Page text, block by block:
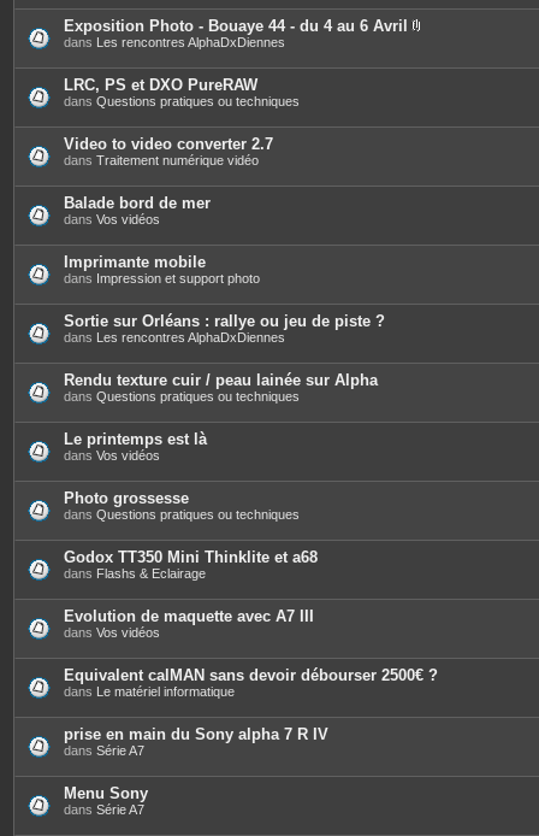
è
c
e
s
j
o
i
n
t
e
s
Exposition Photo - Bouaye 44 - du 4 au 6 Avril
è
j
t
dans Les rencontres AlphaDxDiennes
LRC, PS et DXO PureRAW
dans Questions pratiques ou techniques
Video to video converter 2.7
dans Traitement numérique vidéo
Balade bord de mer
dans Vos vidéos
Imprimante mobile
dans Impression et support photo
Sortie sur Orléans : rallye ou jeu de piste ?
dans Les rencontres AlphaDxDiennes
Rendu texture cuir / peau lainée sur Alpha
dans Questions pratiques ou techniques
Le printemps est là
dans Vos vidéos
Photo grossesse
dans Questions pratiques ou techniques
Godox TT350 Mini Thinklite et a68
dans Flashs & Eclairage
Evolution de maquette avec A7 III
dans Vos vidéos
Equivalent calMAN sans devoir débourser 2500€ ?
dans Le matériel informatique
prise en main du Sony alpha 7 R IV
dans Série A7
Menu Sony
dans Série A7